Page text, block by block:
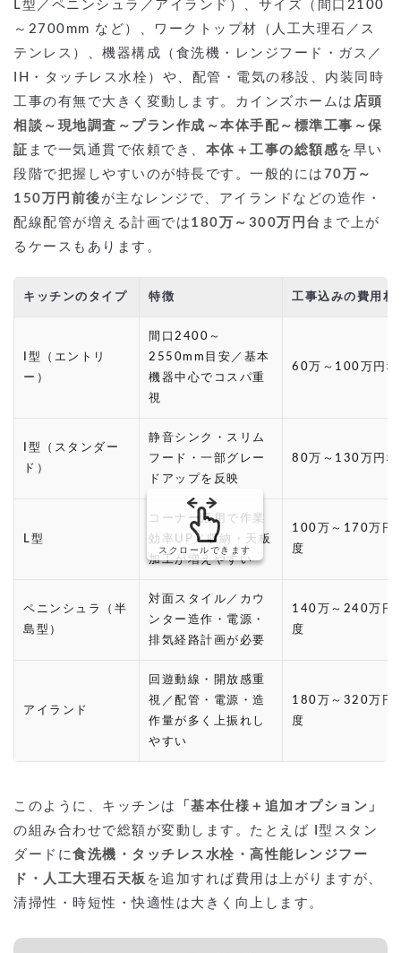
L型／ペニンシュラ／アイランド）、サイズ（間口2100
～2700mm など）、ワークトップ材（人工大理石／ス
テンレス）、機器構成（食洗機・レンジフード・ガス／
IH・タッチレス水栓）や、配管・電気の移設、内装同時
工事の有無で大きく変動します。カインズホームは 店頭
相談～現地調査～プラン作成～本体手配～標準工事～保
証 まで一気通貫で依頼でき、 本体＋工事の総額感 を早い
段階で把握しやすいのが特長です。一般的には 70万～
150万円前後 が主なレンジで、アイランドなどの造作・
配線配管が増える計画では 180万～300万円台 まで上が
るケースもあります。
キッチンのタイプ 特徴 工事込みの費用相
I型（エントリ
ー）
間口2400～
2550mm目安／基本
機器中心でコスパ重
視
60万～100万円程
I型（スタンダー
ド）
静音シンク・スリム
フード・一部グレー
ドアップを反映
80万～130万円程
L型
コーナー活用で作業
効率UP／収納・天板
加工が増えやすい
100万～170万円
度
ペニンシュラ（半
島型）
対面スタイル／カウ
ンター造作・電源・
排気経路計画が必要
140万～240万円
度
アイランド
回遊動線・開放感重
視／配管・電源・造
作量が多く上振れし
やすい
180万～320万円
度
スクロールできます
このように、キッチンは
「基本仕様＋追加オプション」
の組み合わせで総額が変動します。たとえば I型スタン
ダードに食洗機・タッチレス水栓・高性能レンジフー
ド・人工大理石天板 を追加すれば費用は上がりますが、
清掃性・時短性・快適性は大きく向上します。